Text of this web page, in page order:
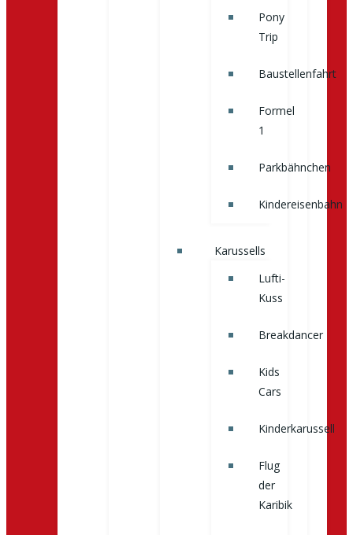
Pony
Trip
Baustellenfahrt
Formel
1
Parkbähnchen
Kindereisenbahn
Karussells
Lufti-
Kuss
Breakdancer
Kids
Cars
Kinderkarussell
Flug
der
Karibik